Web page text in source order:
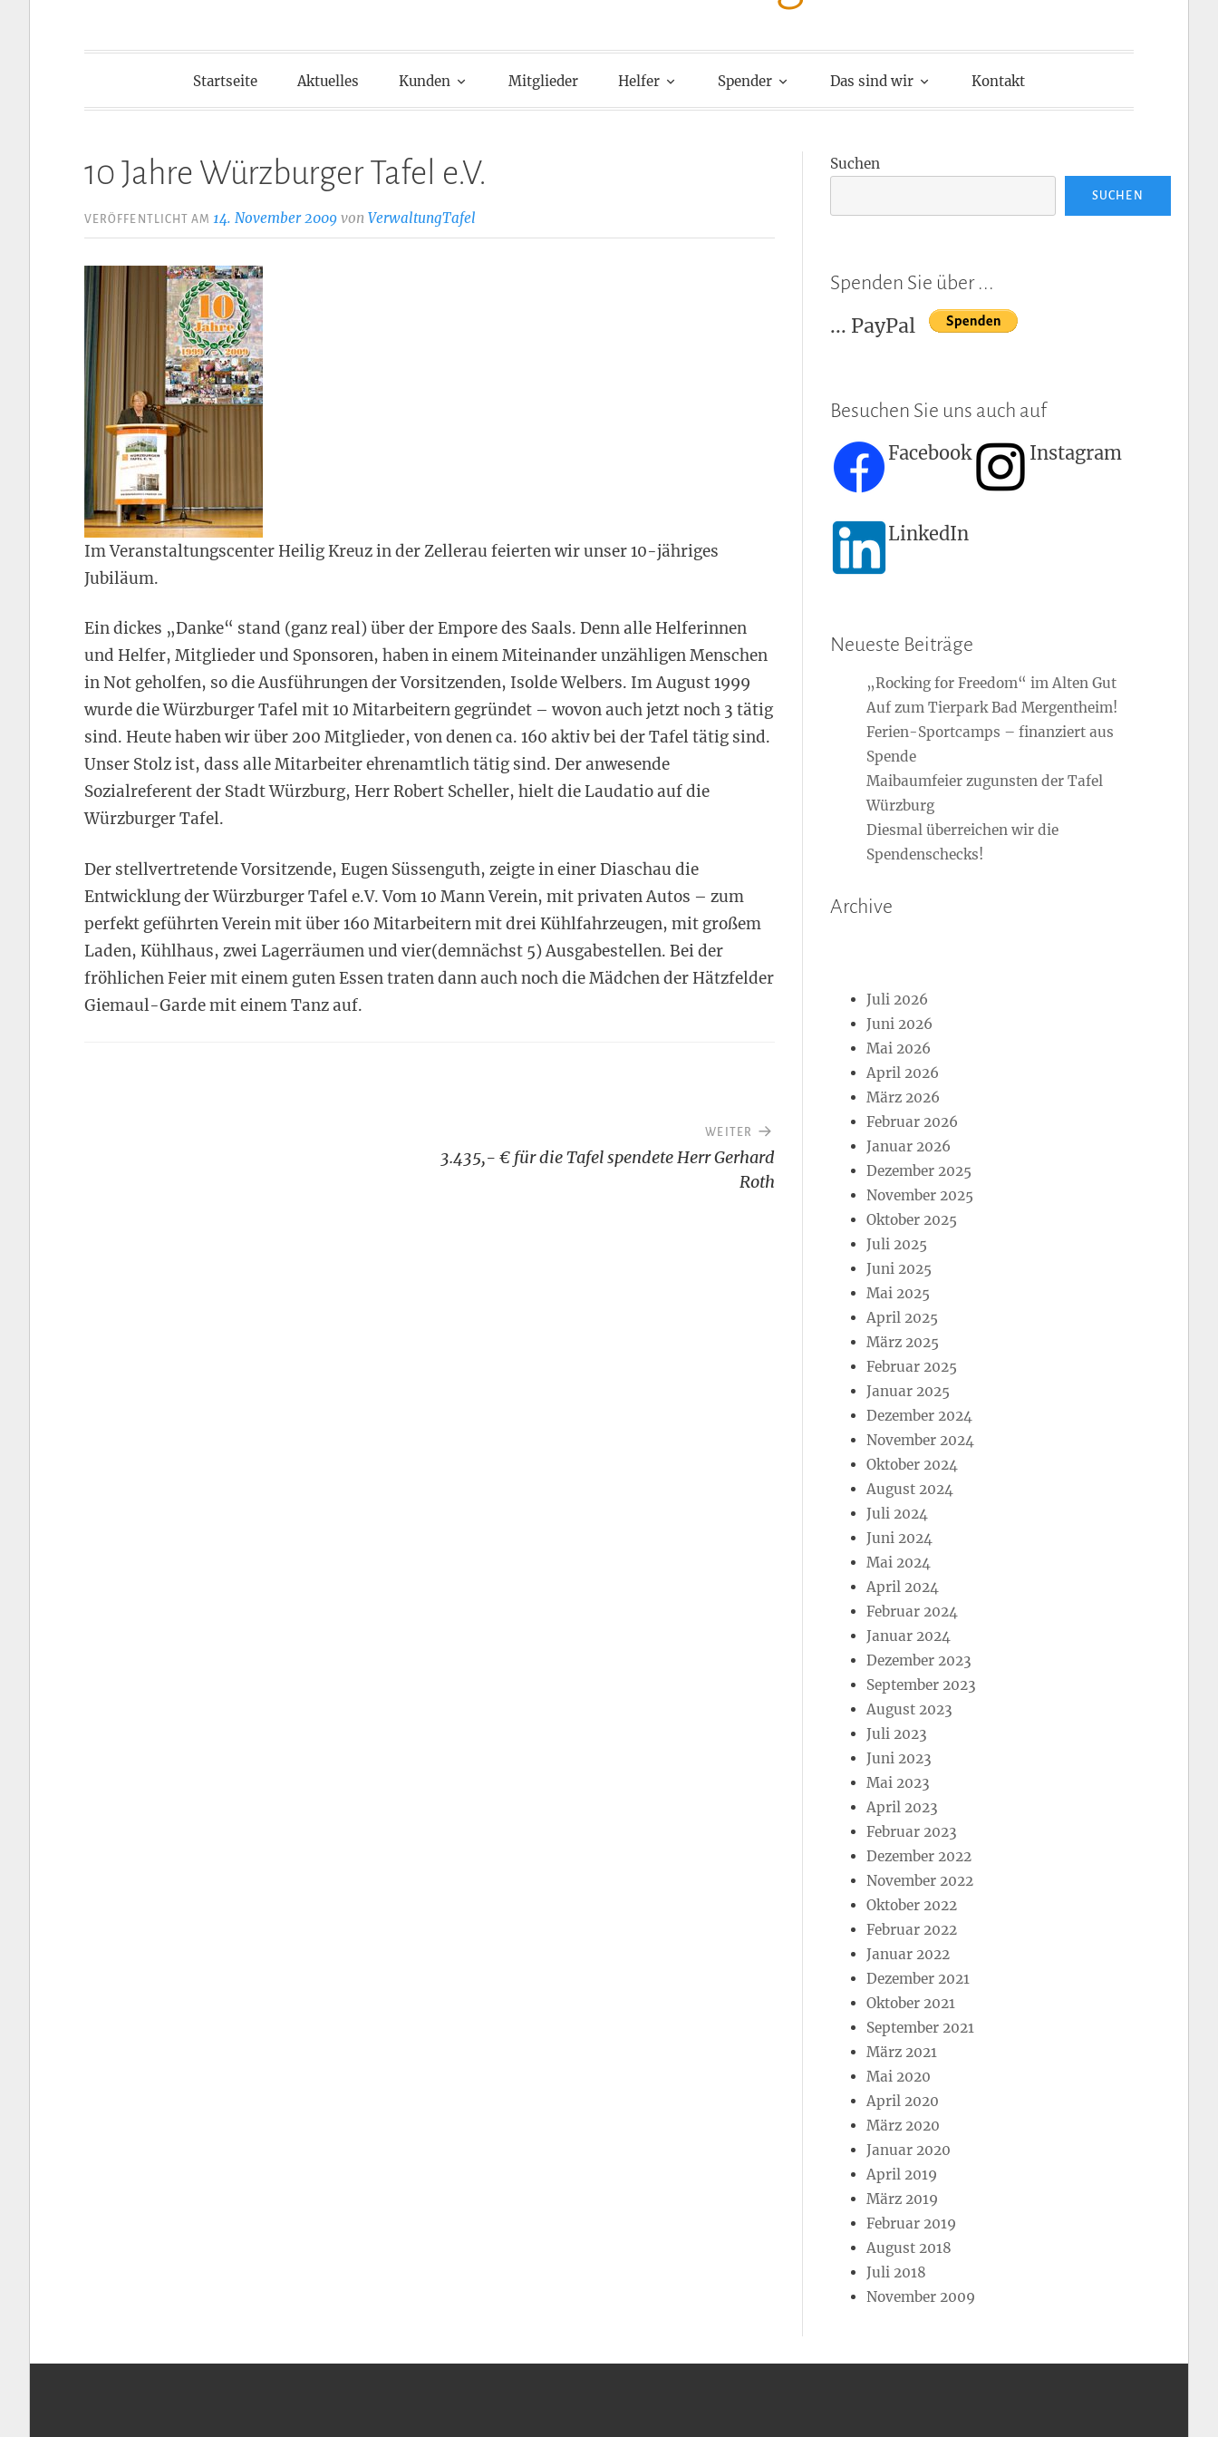
Startseite Aktuelles Kunden Mitglieder Helfer Spender Das sind wir Kontakt
10 Jahre Würzburger Tafel e.V.
VERÖFFENTLICHT AM 14. November 2009 vonVerwaltungTafel
Im Veranstaltungscenter Heilig Kreuz in der Zellerau feierten wir unser 10-jähriges
Jubiläum.
Ein dickes „Danke“ stand (ganz real) über der Empore des Saals. Denn alle Helferinnen
und Helfer, Mitglieder und Sponsoren, haben in einem Miteinander unzähligen Menschen
in Not geholfen, so die Ausführungen der Vorsitzenden, Isolde Welbers. Im August 1999
wurde die Würzburger Tafel mit 10 Mitarbeitern gegründet – wovon auch jetzt noch 3 tätig
sind. Heute haben wir über 200 Mitglieder, von denen ca. 160 aktiv bei der Tafel tätig sind.
Unser Stolz ist, dass alle Mitarbeiter ehrenamtlich tätig sind. Der anwesende
Sozialreferent der Stadt Würzburg, Herr Robert Scheller, hielt die Laudatio auf die
Würzburger Tafel.
Der stellvertretende Vorsitzende, Eugen Süssenguth, zeigte in einer Diaschau die
Entwicklung der Würzburger Tafel e.V. Vom 10 Mann Verein, mit privaten Autos – zum
perfekt geführten Verein mit über 160 Mitarbeitern mit drei Kühlfahrzeugen, mit großem
Laden, Kühlhaus, zwei Lagerräumen und vier(demnächst 5) Ausgabestellen. Bei der
fröhlichen Feier mit einem guten Essen traten dann auch noch die Mädchen der Hätzfelder
Giemaul-Garde mit einem Tanz auf.
WEITER
3.435,- € für die Tafel spendete Herr Gerhard
Roth
Suchen
SUCHEN
Spenden Sie über ...
... PayPal
Besuchen Sie uns auch auf
Facebook Instagram
LinkedIn
Neueste Beiträge
„Rocking for Freedom“ im Alten Gut
Auf zum Tierpark Bad Mergentheim!
Ferien-Sportcamps – finanziert aus
Spende
Maibaumfeier zugunsten der Tafel
Würzburg
Diesmal überreichen wir die
Spendenschecks!
Archive
Juli 2026
Juni 2026
Mai 2026
April 2026
März 2026
Februar 2026
Januar 2026
Dezember 2025
November 2025
Oktober 2025
Juli 2025
Juni 2025
Mai 2025
April 2025
März 2025
Februar 2025
Januar 2025
Dezember 2024
November 2024
Oktober 2024
August 2024
Juli 2024
Juni 2024
Mai 2024
April 2024
Februar 2024
Januar 2024
Dezember 2023
September 2023
August 2023
Juli 2023
Juni 2023
Mai 2023
April 2023
Februar 2023
Dezember 2022
November 2022
Oktober 2022
Februar 2022
Januar 2022
Dezember 2021
Oktober 2021
September 2021
März 2021
Mai 2020
April 2020
März 2020
Januar 2020
April 2019
März 2019
Februar 2019
August 2018
Juli 2018
November 2009